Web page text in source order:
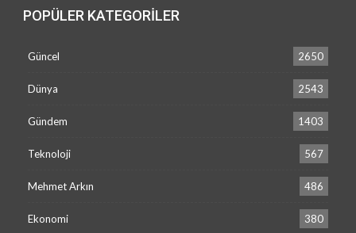
POPÜLER KATEGORILER
Güncel 2650
Dünya 2543
Gündem 1403
Teknoloji 567
Mehmet Arkın 486
Ekonomi 380